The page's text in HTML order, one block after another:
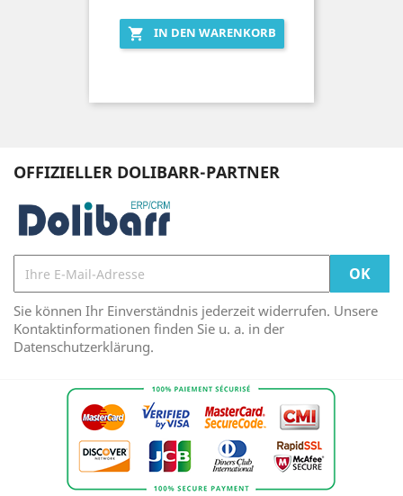
 IN DEN WARENKORB
OFFIZIELLER DOLIBARR-PARTNER
Sie können Ihr Einverständnis jederzeit widerrufen. Unsere
Kontaktinformationen finden Sie u. a. in der
Datenschutzerklärung.